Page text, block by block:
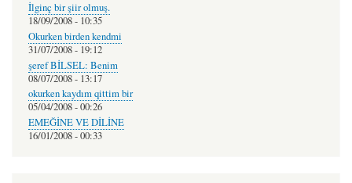
İlginç bir şiir olmuş.
18/09/2008 - 10:35
Okurken birden kendmi
31/07/2008 - 19:12
şeref BİLSEL: Benim
08/07/2008 - 13:17
okurken kaydım qittim bir
05/04/2008 - 00:26
EMEĞİNE VE DİLİNE
16/01/2008 - 00:33